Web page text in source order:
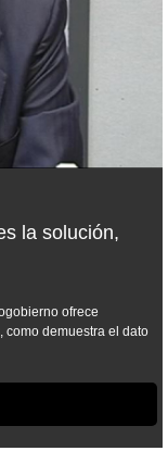
la solución,
ofrece
como demuestra el dato